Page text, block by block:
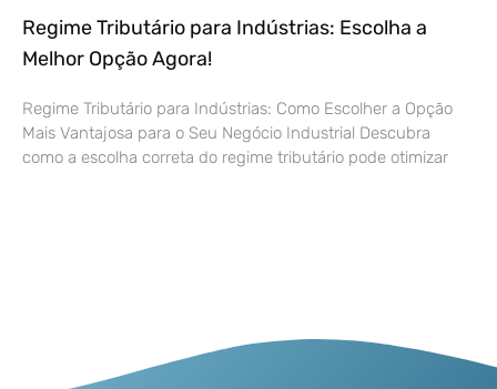
Regime Tributário para Indústrias: Escolha a
Melhor Opção Agora!
Regime Tributário para Indústrias: Como Escolher a Opção
Mais Vantajosa para o Seu Negócio Industrial Descubra
como a escolha correta do regime tributário pode otimizar